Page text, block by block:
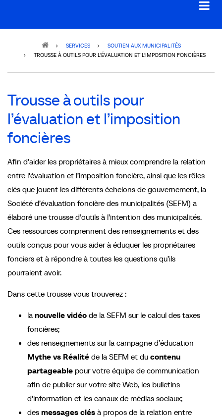
SERVICES
SOUTIEN AUX MUNICIPALITÉS
TROUSSE À OUTILS POUR L’ÉVALUATION ET L’IMPOSITION FONCIÈRES
Trousse à outils pour
l’évaluation et l’imposition
foncières
Afin d’aider les propriétaires à mieux comprendre la relation
entre l’évaluation et l’imposition foncière, ainsi que les rôles
clés que jouent les différents échelons de gouvernement, la
Société d’évaluation foncière des municipalités (SEFM) a
élaboré une trousse d’outils à l’intention des municipalités.
Ces ressources comprennent des renseignements et des
outils conçus pour vous aider à éduquer les propriétaires
fonciers et à répondre à toutes les questions qu’ils
pourraient avoir.
Dans cette trousse vous trouverez :
la nouvelle vidéo de la SEFM sur le calcul des taxes
foncières;
des renseignements sur la campagne d’éducation
Mythe vs Réalité de la SEFM et du contenu
partageable pour votre équipe de communication
afin de publier sur votre site Web, les bulletins
d’information et les canaux de médias sociaux;
des messages clés à propos de la relation entre